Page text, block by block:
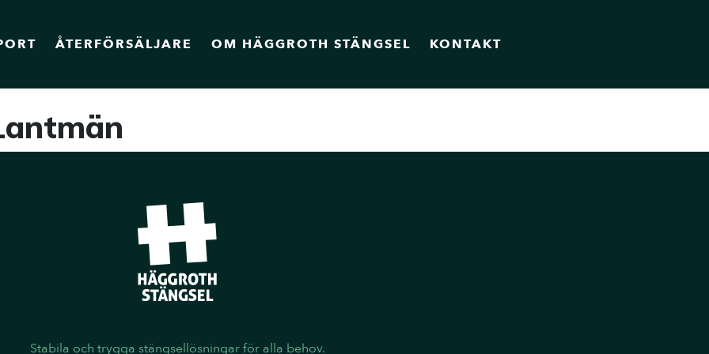
ÅTERFÖRSÄLJARE OM HÄGGROTH STÄNGSEL KONTAKT
Stabila och trygga stängsellösningar för alla behov.